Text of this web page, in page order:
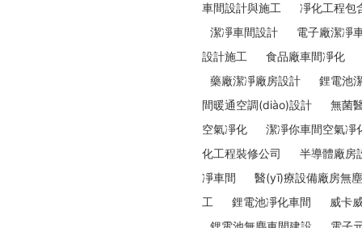
車間設計與施工
凈化工程包
潔凈車間設計
電子廠潔凈
設計施工
食品廠車間凈化
藥廠潔凈廠房設計
鋰電池
間暖通空調(diào)設計
無菌
空氣凈化
潔凈你車間空氣凈
化工程裝修公司
半導體廠房
凈車間
醫(yī)療設備廠房無
工
鋰電池凈化車間
威卡